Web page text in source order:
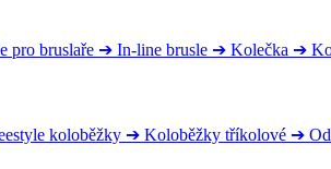
pro bruslaře ➔ In-line brusle ➔ Kolečka ➔
koloběžky ➔ Koloběžky tříkolové ➔